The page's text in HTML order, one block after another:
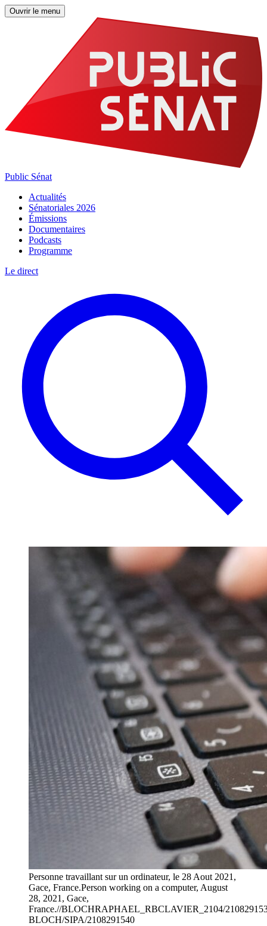
Ouvrir le menu
Public Sénat
Actualités
Sénatoriales 2026
Émissions
Documentaires
Podcasts
Programme
Le direct
Personne travaillant sur un ordinateur, le 28 Aout 2021,
Gace, France.Person working on a computer, August
28, 2021, Gace,
France.//BLOCHRAPHAEL_RBCLAVIER_2104/
BLOCH/SIPA/2108291540